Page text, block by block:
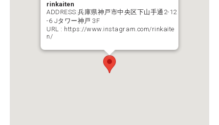
rinkaiten
ADDRESS:兵庫県神戸市中央区下山手通2-12
-6 Jタワー神戸 3F
URL : https://www.instagram.com/rinkaite
n/